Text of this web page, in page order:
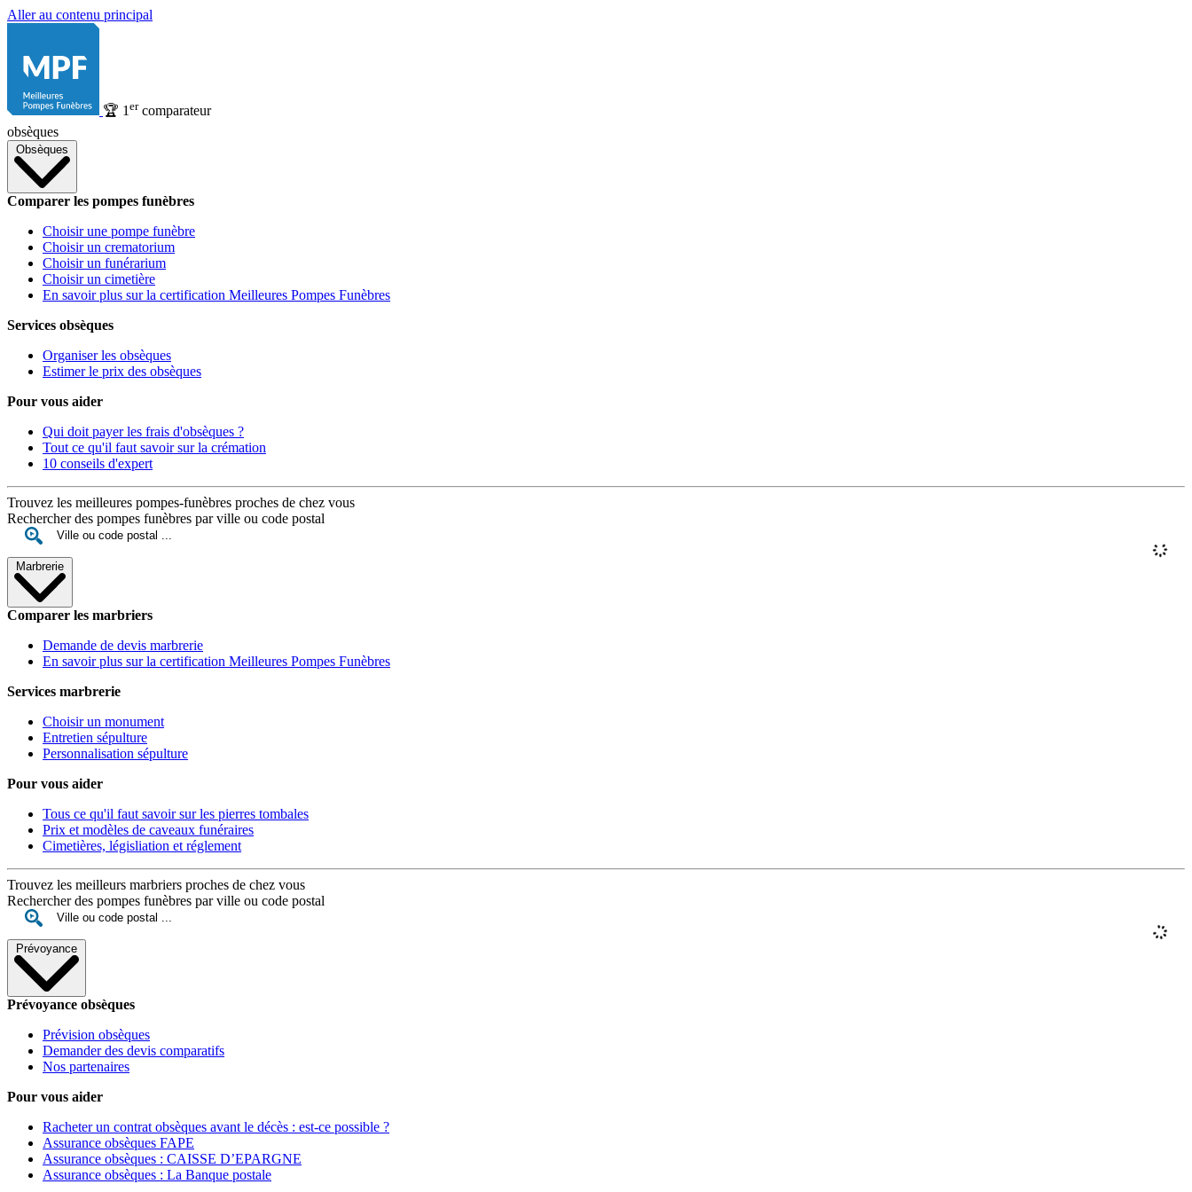
Aller au contenu principal
🏆 1 ercomparateur
obsèques
Obsèques
Comparer les pompes funèbres
Choisir une pompe funèbre
Choisir un crematorium
Choisir un funérarium
Choisir un cimetière
En savoir plus sur la certification Meilleures Pompes Funèbres
Services obsèques
Organiser les obsèques
Estimer le prix des obsèques
Pour vous aider
Qui doit payer les frais d'obsèques ?
Tout ce qu'il faut savoir sur la crémation
10 conseils d'expert
Trouvez les meilleures pompes-funèbres proches de chez vous
Rechercher des pompes funèbres par ville ou code postal
Marbrerie
Comparer les marbriers
Demande de devis marbrerie
En savoir plus sur la certification Meilleures Pompes Funèbres
Services marbrerie
Choisir un monument
Entretien sépulture
Personnalisation sépulture
Pour vous aider
Tous ce qu'il faut savoir sur les pierres tombales
Prix et modèles de caveaux funéraires
Cimetières, législiation et réglement
Trouvez les meilleurs marbriers proches de chez vous
Rechercher des pompes funèbres par ville ou code postal
Prévoyance
Prévoyance obsèques
Prévision obsèques
Demander des devis comparatifs
Nos partenaires
Pour vous aider
Racheter un contrat obsèques avant le décès : est-ce possible ?
Assurance obsèques FAPE
Assurance obsèques : CAISSE D’EPARGNE
Assurance obsèques : La Banque postale